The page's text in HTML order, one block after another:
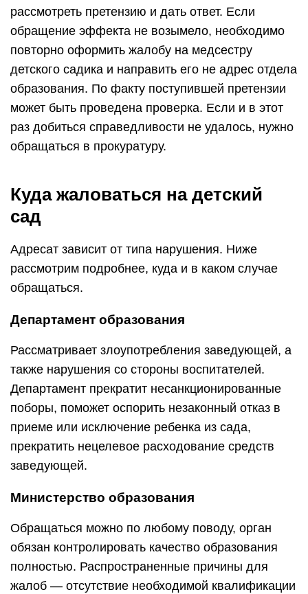
рассмотреть претензию и дать ответ. Если
обращение эффекта не возымело, необходимо
повторно оформить жалобу на медсестру
детского садика и направить его не адрес отдела
образования. По факту поступившей претензии
может быть проведена проверка. Если и в этот
раз добиться справедливости не удалось, нужно
обращаться в прокуратуру.
Куда жаловаться на детский
сад
Адресат зависит от типа нарушения. Ниже
рассмотрим подробнее, куда и в каком случае
обращаться.
Департамент образования
Рассматривает злоупотребления заведующей, а
также нарушения со стороны воспитателей.
Департамент прекратит несанкционированные
поборы, поможет оспорить незаконный отказ в
приеме или исключение ребенка из сада,
прекратить нецелевое расходование средств
заведующей.
Министерство образования
Обращаться можно по любому поводу, орган
обязан контролировать качество образования
полностью. Распространенные причины для
жалоб — отсутствие необходимой квалификации